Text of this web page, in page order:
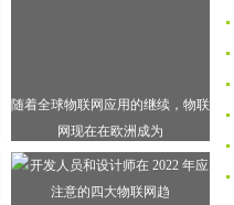
随着全球物联网应用的继续，物联
网现在在欧洲成为